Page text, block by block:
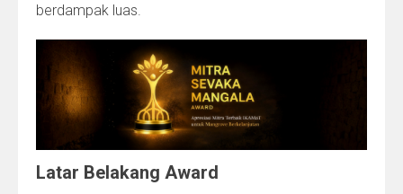
berdampak luas.
Latar Belakang Award